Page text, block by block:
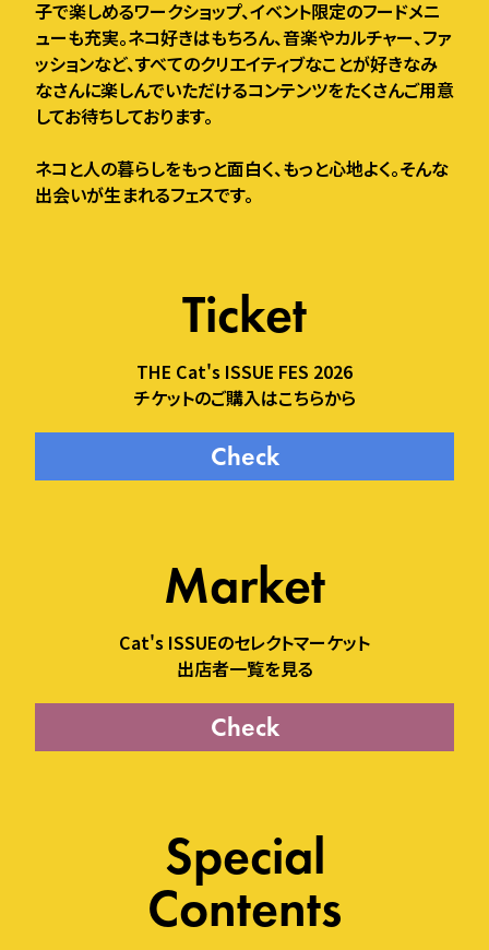
子で楽しめるワークショップ、イベント限定のフードメニ
ューも充実。ネコ好きはもちろん、音楽やカルチャー、ファ
ッションなど、すべてのクリエイティブなことが好きなみ
なさんに楽しんでいただけるコンテンツをたくさんご用意
してお待ちしております。
ネコと人の暮らしをもっと面白く、もっと心地よく。そんな
出会いが生まれるフェスです。
Ticket
THE Cat's ISSUE FES 2026
チケットのご購入はこちらから
Check
Market
Cat's ISSUEのセレクトマーケット
出店者一覧を見る
Check
Special
Contents